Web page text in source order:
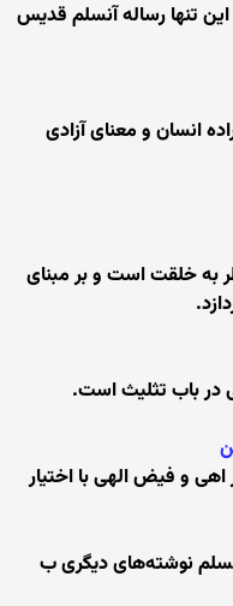
تنها رساله آنسلم قدیس
انسان و معنای آزادی
به خلقت است و بر مبنای
در باب تثلیث است.
و فیض الهی با اختیار
نوشته‌های دیگری ب